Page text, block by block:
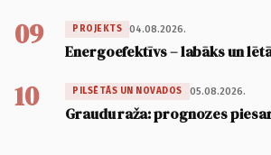
09 PROJEKTS 04.08.2026.
Energoefektīvs – labāks un
10 PILSĒTĀS UN NOVADOS 05.08.2026.
Graudu raža: prognozes